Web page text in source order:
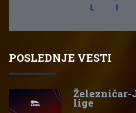
POSLEDNJE VESTI
Železničar-
lige